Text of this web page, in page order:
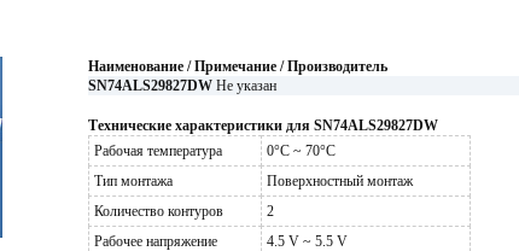
Наименование / Примечание / Производитель
SN74ALS29827DW Не указан
Технические характеристики для SN74ALS29827DW
Рабочая температура
0°C ~ 70°C
Тип монтажа
Поверхностный монтаж
Количество контуров
2
Рабочее напряжение
4.5 V ~ 5.5 V